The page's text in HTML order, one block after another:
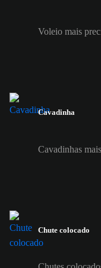
Voleio mais
Cavadinha
Cavadinhas
Chute colocado